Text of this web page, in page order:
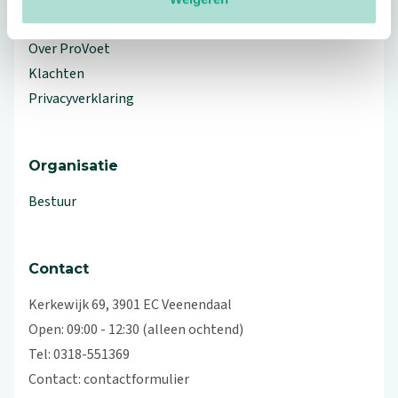
Workshops en lezingen
Over ProVoet
Klachten
Privacyverklaring
Organisatie
Bestuur
Contact
Kerkewijk 69, 3901 EC Veenendaal
Open: 09:00 - 12:30 (alleen ochtend)
Tel: 0318-551369
Contact:contactformulier